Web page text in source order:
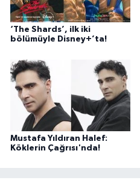
‘The Shards’, ilk iki
bölümüyle Disney+’ta!
Mustafa Yıldıran Halef:
Köklerin Çağrısı'nda!